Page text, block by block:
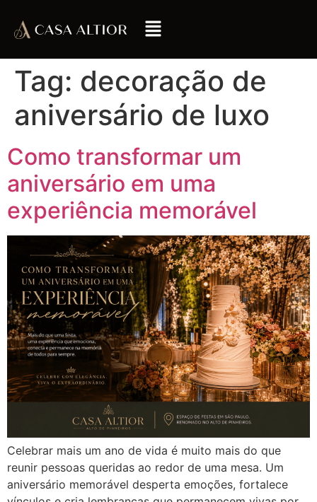
Tag: decoração de
aniversário de luxo
Como transformar um
aniversário em uma
experiência memorável
Celebrar mais um ano de vida é muito mais do que
reunir pessoas queridas ao redor de uma mesa. Um
aniversário memorável desperta emoções, fortalece